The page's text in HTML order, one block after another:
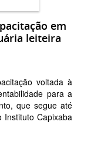
em
leiteira
voltada à
para a
que segue até
Instituto Capixaba